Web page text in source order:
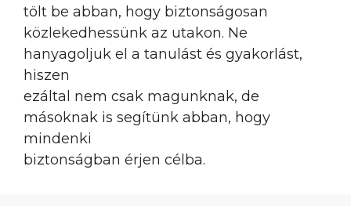
tölt be abban, hogy biztonságosan
közlekedhessünk az utakon. Ne
hanyagoljuk el a tanulást és gyakorlást,
hiszen
ezáltal nem csak magunknak, de
másoknak is segítünk abban, hogy
mindenki
biztonságban érjen célba.